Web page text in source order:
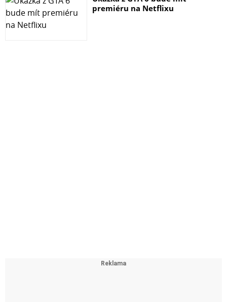
Napájecí kabel
Audio kabel 3,5 mm na RCA
Audio kabel RCA na RCA
premiéru na Netflixu